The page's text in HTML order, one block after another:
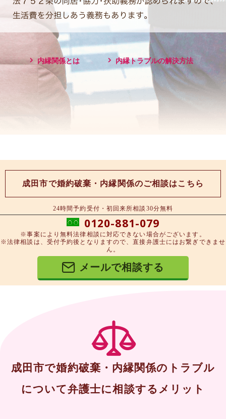
内縁関係とは 内縁トラブルの解決方法
成田市で婚約破棄・内縁関係のご相談はこちら
24時間予約受付・初回来所相談30分無料
0120-881-079
※事案により無料法律相談に対応できない場合がございます。
※法律相談は、受付予約後となりますので、直接弁護士にはお繋ぎできませ
ん。
メールで相談する
成田市で婚約破棄・内縁関係のトラブル
について弁護士に相談するメリット